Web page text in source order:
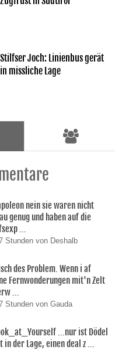
Stilfser Joch: Linienbus gerät
in missliche Lage
nein sie waren nicht
genug und haben auf die
...
Stunden von Deshalb
des Problem. Wenn i af
Fernwonderungen mit'n Zelt
...
Stunden von Gauda
...nur ist Dödel
in der Lage, einen deal z ...